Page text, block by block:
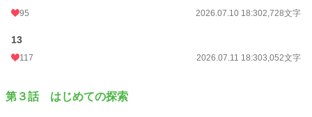
95 2026.07.10 18:302,728文字
13
117 2026.07.11 18:303,052文字
第３話 はじめての探索